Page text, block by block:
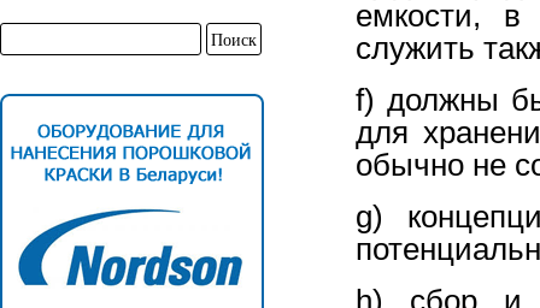
емкости, в
служить
f) должны
для
обычно не
g)
h) сбор и